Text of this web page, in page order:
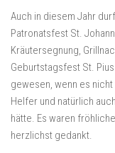
Auch in diesem Jahr
Patronatsfest St.
Kräutersegnung,
Geburtstagsfest St.
gewesen, wenn es
Helfer und natürlich
hätte. Es waren
herzlichst gedankt.